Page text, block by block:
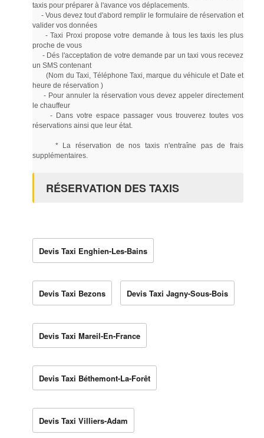
taxis pour préparer à l'avance vos déplacements.
- Vous devez tout d'abord remplir le formulaire de réservation et
valider vos données
- Taxi Proxi propose votre demande à tous les taxis les plus
proche de vous
- Dés l'acceptation de votre demande par un taxi vous recevez
un SMS contenant
(Nom du Taxi, Téléphone Taxi, marque du véhicule et Date et
heure de réservation )
- Pour annuler la réservation vous devez appeler directement
le chauffeur
- Dans votre espace passager vous trouverez toutes vos
réservations ainsi que leur état.
* La réservation de nos taxis n'entraîne pas de frais
supplémentaires.
RÉSERVATION DES TAXIS
Devis Taxi Enghien-Les-Bains
Devis Taxi Bezons Devis Taxi Jagny-Sous-Bois
Devis Taxi Mareil-En-France
Devis Taxi Béthemont-La-Forêt
Devis Taxi Villiers-Adam